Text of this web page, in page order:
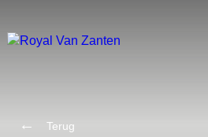
Terug